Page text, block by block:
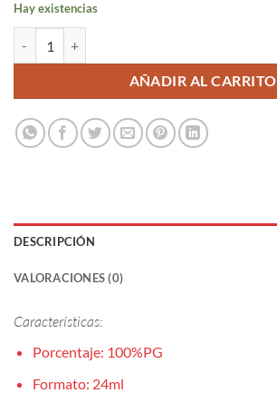
Hay existencias
AÑADIR AL CARRITO
DESCRIPCIÓN
VALORACIONES (0)
Características:
Porcentaje: 100%PG
Formato: 24ml